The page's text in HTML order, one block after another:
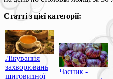
Статті з цієї категорії:
Лікування
захворювань
щитовидної
Часник -